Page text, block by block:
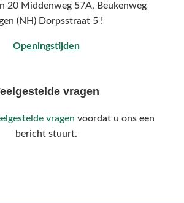
20 Middenweg 57A, Beukenweg
(NH) Dorpsstraat 5 !
Openingstijden
vragen
vragen voordat u ons een
bericht stuurt.